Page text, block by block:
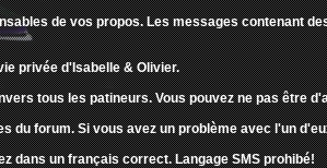
de vos propos. Les messages contenant
privée d'Isabelle & Olivier.
tous les patineurs. Vous pouvez ne pas être
du forum. Si vous avez un problème avec l'un
dans un français correct. Langage SMS prohibé!